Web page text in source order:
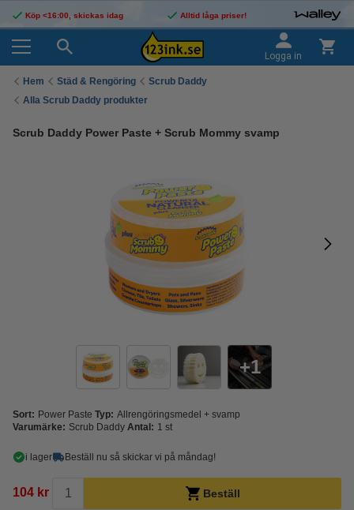
Köp <16:00, skickas idag Alltid låga priser!
Logga in
Hem Städ & Rengöring
Scrub Daddy
Alla Scrub Daddy produkter
Scrub Daddy Power Paste + Scrub Mommy svamp
1
Sort: Power Paste Typ: Allrengöringsmedel + svamp
Varumärke: Scrub Daddy Antal: 1 st
i lager Beställ nu så skickar vi på måndag!
104 kr Beställ